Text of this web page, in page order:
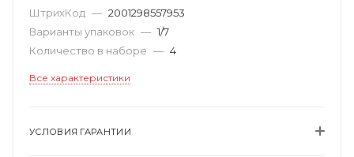
ШтрихКод — 2001298557953
Варианты упаковок — 1/7
Количество в наборе — 4
Все характеристики
УСЛОВИЯ ГАРАНТИИ